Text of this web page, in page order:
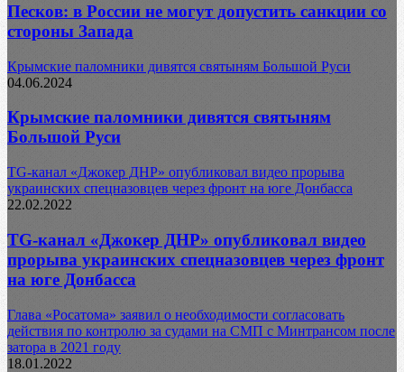
Песков: в России не могут допустить санкции со
стороны Запада
Крымские паломники дивятся святыням Большой Руси
04.06.2024
Крымские паломники дивятся святыням
Большой Руси
TG-канал «Джокер ДНР» опубликовал видео прорыва
украинских спецназовцев через фронт на юге Донбасса
22.02.2022
TG-канал «Джокер ДНР» опубликовал видео
прорыва украинских спецназовцев через фронт
на юге Донбасса
Глава «Росатома» заявил о необходимости согласовать
действия по контролю за судами на СМП с Минтрансом после
затора в 2021 году
18.01.2022